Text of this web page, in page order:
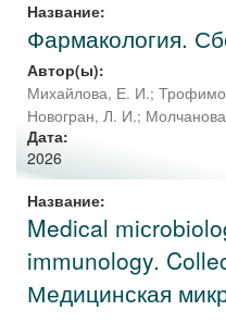
Название:
Фармакология.
Автор(ы):
Михайлова, Е. И.;
Новогран, Л. И.;
Дата:
2026
Название:
Medical
immunology.
Медицинская